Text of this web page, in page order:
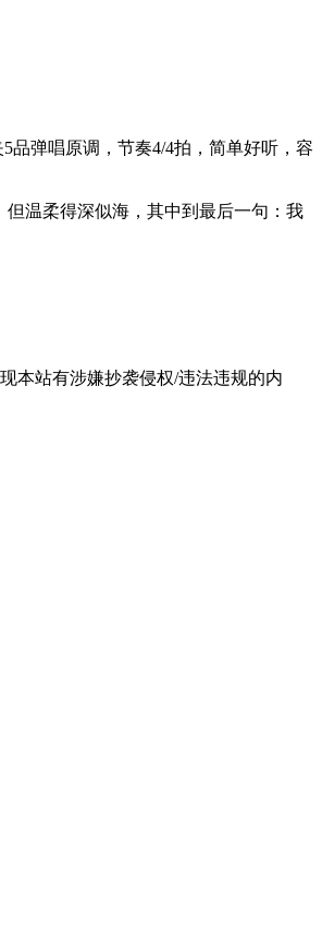
品弹唱原调，节奏4/4拍，简单好听，容
温柔得深似海，其中到最后一句：我
本站有涉嫌抄袭侵权/违法违规的内